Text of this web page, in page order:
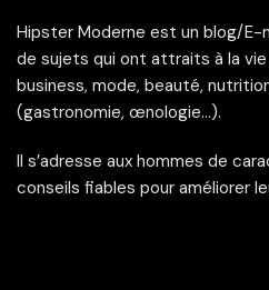
Hipster Moderne est un blog/E-
de sujets qui ont attraits à la
business, mode, beauté,
(gastronomie, œnologie…).
Il s’adresse aux hommes de
conseils fiables pour améliorer